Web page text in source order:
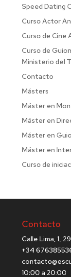
Speed Dating
Curso Actor
Curso de Cine
Curso de
Ministerio del
Contacto
Másters
Máster en
Máster en
Máster en
Máster en
Curso de
Contacto
Calle Lima, 1,
+34
10:00 a 20:00